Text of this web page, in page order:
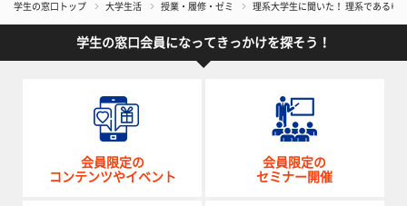
学生の窓口トップ 大学生活 授業・履修・ゼミ 理系大学生に聞いた！ 理系であるゆ
学生の窓口会員になってきっかけを探そう！
会員限定の
コンテンツやイベント
会員限定の
セミナー開催